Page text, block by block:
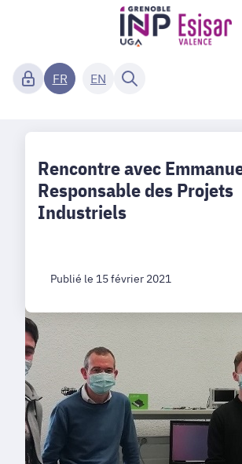
FR EN
Rencontre avec
Responsable des Projets
Industriels
Publié le 15 février 2021